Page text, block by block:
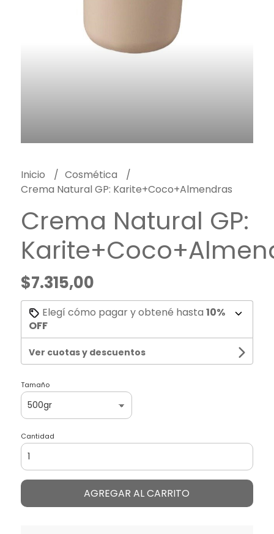
Inicio
Cosmética
Crema Natural GP: Karite+Coco+Almendras
Crema Natural GP:
$7.315,00
Elegí cómo pagar y obtené hasta 10%
OFF
Ver cuotas y descuentos
Tamaño
Cantidad
AGREGAR AL CARRITO